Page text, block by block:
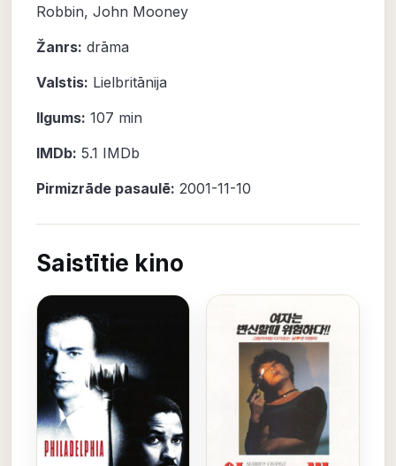
Robbin, John Mooney
Žanrs: drāma
Valstis: Lielbritānija
Ilgums: 107 min
IMDb: 5.1 IMDb
Pirmizrāde pasaulē: 2001-11-10
Saistītie kino